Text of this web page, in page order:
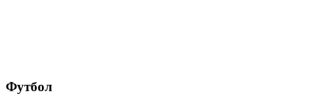
Футбол